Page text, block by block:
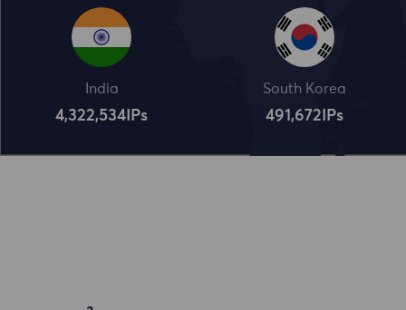
India
4,322,534 IPs
South Korea
491,672 IPs